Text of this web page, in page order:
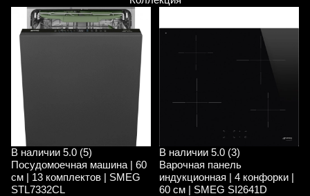
В наличии 5.0 (5)
Посудомоечная машина | 60
см | 13 комплектов | SMEG
STL7332CL
В наличии 5.0 (3)
Варочная панель
индукционная | 4 конфорки |
60 см | SMEG SI2641D